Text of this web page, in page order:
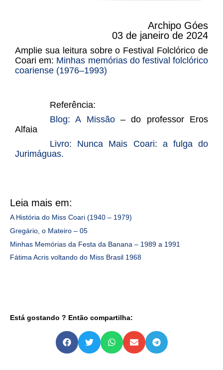
Archipo Góes
03 de janeiro de 2024
Amplie sua leitura sobre o Festival Folclórico de
Coari em: Minhas memórias do festival folclórico
coariense (1976–1993)
Referência:
Blog: A Missão– do professor Eros
Alfaia
Livro: Nunca Mais Coari: a fulga do
Jurimáguas.
Leia mais em:
A História do Miss Coari (1940 – 1979)
Gregário, o Mateiro – 05
Minhas Memórias da Festa da Banana – 1989 a 1991
Fátima Acris voltando do Miss Brasil 1968
Está gostando ? Então compartilha: